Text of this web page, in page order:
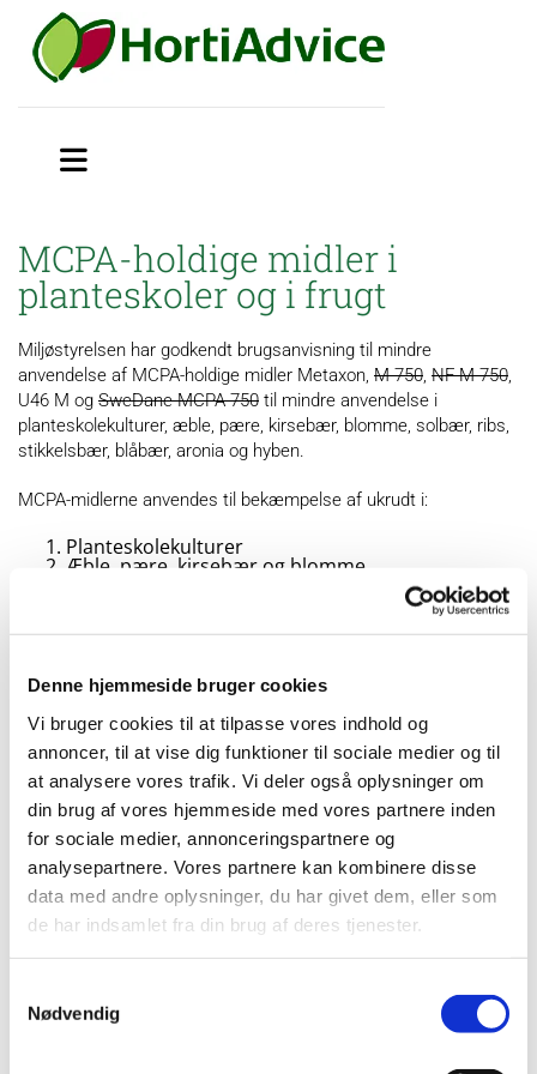
Denne hjemmeside bruger cookies
Vi bruger cookies til at tilpasse vores indhold og
annoncer, til at vise dig funktioner til sociale medier og til
at analysere vores trafik. Vi deler også oplysninger om
din brug af vores hjemmeside med vores partnere inden
for sociale medier, annonceringspartnere og
analysepartnere. Vores partnere kan kombinere disse
data med andre oplysninger, du har givet dem, eller som
de har indsamlet fra din brug af deres tjenester.
Nødvendig
MCPA-holdige midler i
planteskoler og i frugt
Miljøstyrelsen har godkendt brugsanvisning til mindre
anvendelse af MCPA-holdige midler Metaxon, M-750, NF-M 750,
U46 M og SweDane MCPA 750 til mindre anvendelse i
planteskolekulturer, æble, pære, kirsebær, blomme, solbær, ribs,
stikkelsbær, blåbær, aronia og hyben.
MCPA-midlerne anvendes til bekæmpelse af ukrudt i:
Planteskolekulturer
Æble, pære, kirsebær og blomme.
Solbær, ribs, stikkelsbær, blåbær, aronia og hyben
MCPA-midlerne må kun anvendes en gang om året og ikke efter
OBS: Midlet S wedane MCPA 750 (reg. nr. 347-11) er forbudt
at anvende og opbevare pr. 01-07-2023.
Midlerne M-750 (reg.nr. 347-12) og NF-M 750 (reg. nr. 347-
4) er forbudte at anvende og opbevare fra og med 24/3 2024
Brugsanvisning
MCPA-holdige midler Metaxon, M-750, NF-M 750,
U46 M og SweDane MCPA 750